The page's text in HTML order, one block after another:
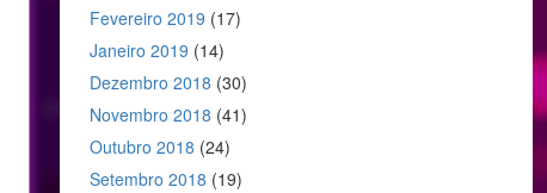
Fevereiro 2019 (17)
Janeiro 2019 (14)
Dezembro 2018 (30)
Novembro 2018 (41)
Outubro 2018 (24)
Setembro 2018 (19)